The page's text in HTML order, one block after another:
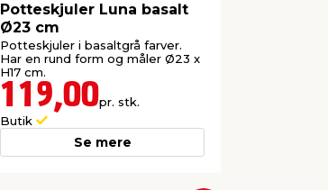
Potteskjuler Luna basalt
Ø23 cm
Potteskjuler i basaltgrå farver.
Har en rund form og måler Ø23 x
H17 cm.
119,00pr. stk.
Butik
Se mere